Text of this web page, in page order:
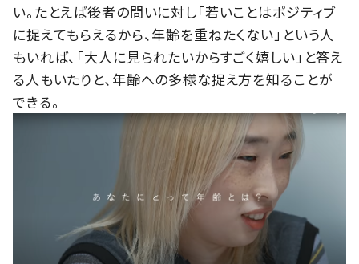
い。たとえば後者の問いに対し「若いことはポジティブ
に捉えてもらえるから、年齢を重ねたくない」という人
もいれば、「大人に見られたいからすごく嬉しい」と答え
る人もいたりと、年齢への多様な捉え方を知ることが
できる。